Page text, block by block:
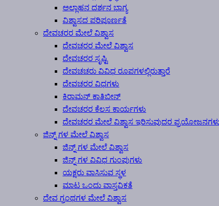
ಅಲ್ಲಾಹನ ದರ್ಶನ ಭಾಗ್ಯ
ವಿಶ್ವಾಸದ ಪರಿಪೂರ್ಣತೆ
ದೇವಚರರ ಮೇಲೆ ವಿಶ್ವಾಸ
ದೇವಚರರ ಮೇಲೆ ವಿಶ್ವಾಸ
ದೇವಚರರ ಸೃಷ್ಟಿ
ದೇವಚಚರು ವಿವಿಧ ರೂಪಗಳಲ್ಲಿರುತ್ತಾರೆ
ದೇವಚರರ ವಿಧಗಳು
ಕಿರಾಮನ್ ಕಾತಿಬೀನ್
ದೇವಚರರ ಕೆಲಸ ಕಾರ್ಯಗಳು
ದೇವಚರರ ಮೇಲೆ ವಿಶ್ವಾಸ ಇರಿಸುವುದರ
ಜಿನ್ನ್ ಗಳ ಮೇಲೆ ವಿಶ್ವಾಸ
ಜಿನ್ನ್ ಗಳ ಮೇಲೆ ವಿಶ್ವಾಸ
ಜಿನ್ನ್ ಗಳ ವಿವಿಧ ಗುಂಪುಗಳು
ಯಕ್ಷರು ವಾಸಿಸುವ ಸ್ಥಳ
ಮಾಟ ಒಂದು ವಾಸ್ತವಿಕತೆ
ದೇವ ಗ್ರಂಥಗಳ ಮೇಲೆ ವಿಶ್ವಾಸ